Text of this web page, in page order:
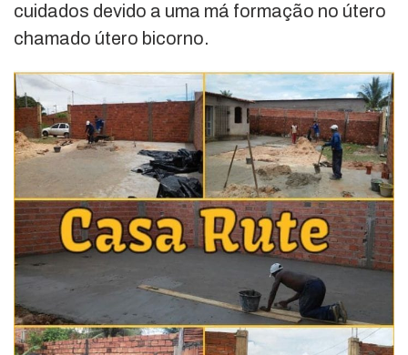
cuidados devido a uma má formação no útero
chamado útero bicorno.